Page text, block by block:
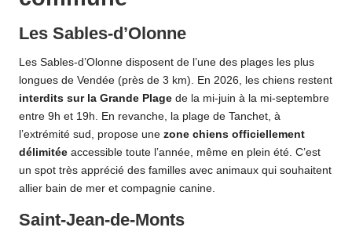
Les Sables-d’Olonne
Les Sables-d’Olonne disposent de l’une des plages les plus
longues de Vendée (près de 3 km). En 2026, les chiens restent
interdits sur la Grande Plage de la mi-juin à la mi-septembre
entre 9h et 19h. En revanche, la plage de Tanchet, à
l’extrémité sud, propose une zone chiens officiellement
délimitée accessible toute l’année, même en plein été. C’est
un spot très apprécié des familles avec animaux qui souhaitent
allier bain de mer et compagnie canine.
Saint-Jean-de-Monts